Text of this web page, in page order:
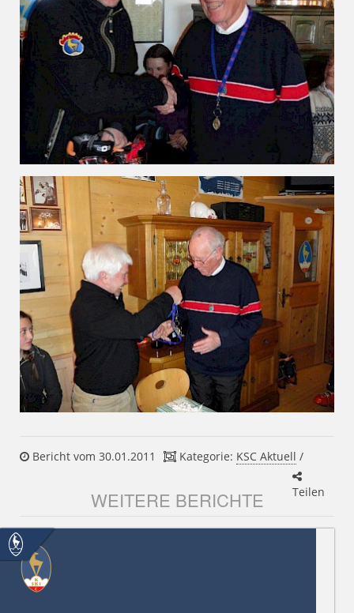
Bericht vom 30.01.2011 Kategorie: KSC Aktuell /
Teilen
WEITERE BERICHTE